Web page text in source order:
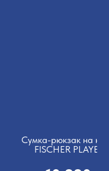
Сумка-рюкзак на
FISCHER PLAYER